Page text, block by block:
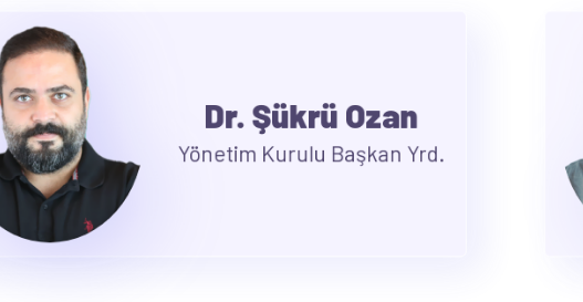
Dr. İlker Tanyer
Yönetim Kurulu Üyesi